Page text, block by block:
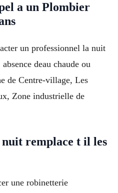
a un Plombier
un professionnel la nuit
deau chaude ou
de Centre-village, Les
Zone industrielle de
remplace t il les
une robinetterie